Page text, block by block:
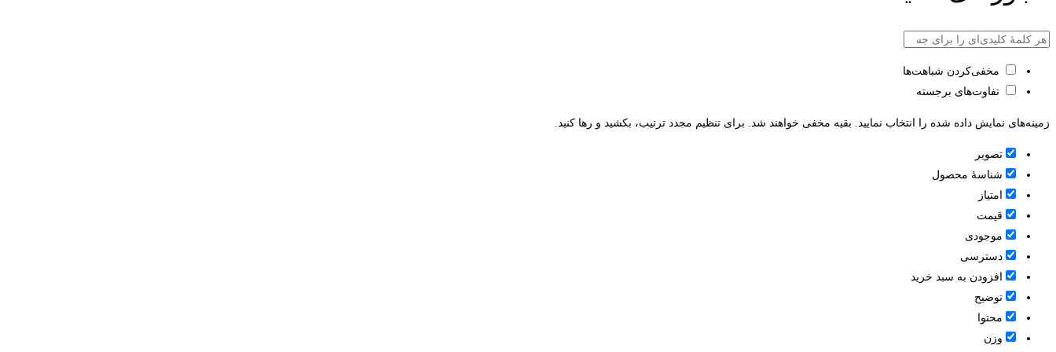
مخفی‌کردن شباهت‌ها
تفاوت‌های برجسته
زمینه‌های نمایش داده شده را انتخاب نمایید. بقیه مخفی خواهند شد. برای تنظیم مجدد ترتیب، بکشید و رها کنید.
تصویر
شناسۀ محصول
امتیاز
قيمت
موجودی
دسترسی
افزودن به سبد خرید
توضیح
محتوا
وزن